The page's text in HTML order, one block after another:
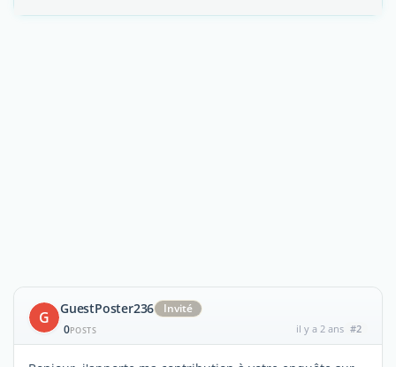
G GuestPoster236
Invité
0POSTS il y a 2 ans #2